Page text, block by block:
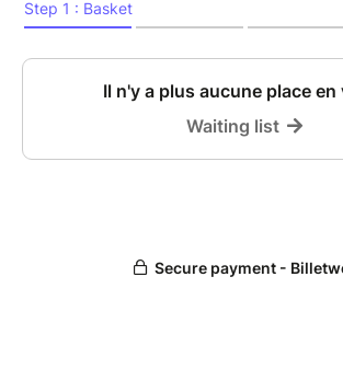
connectée aux rythmes du vivant.